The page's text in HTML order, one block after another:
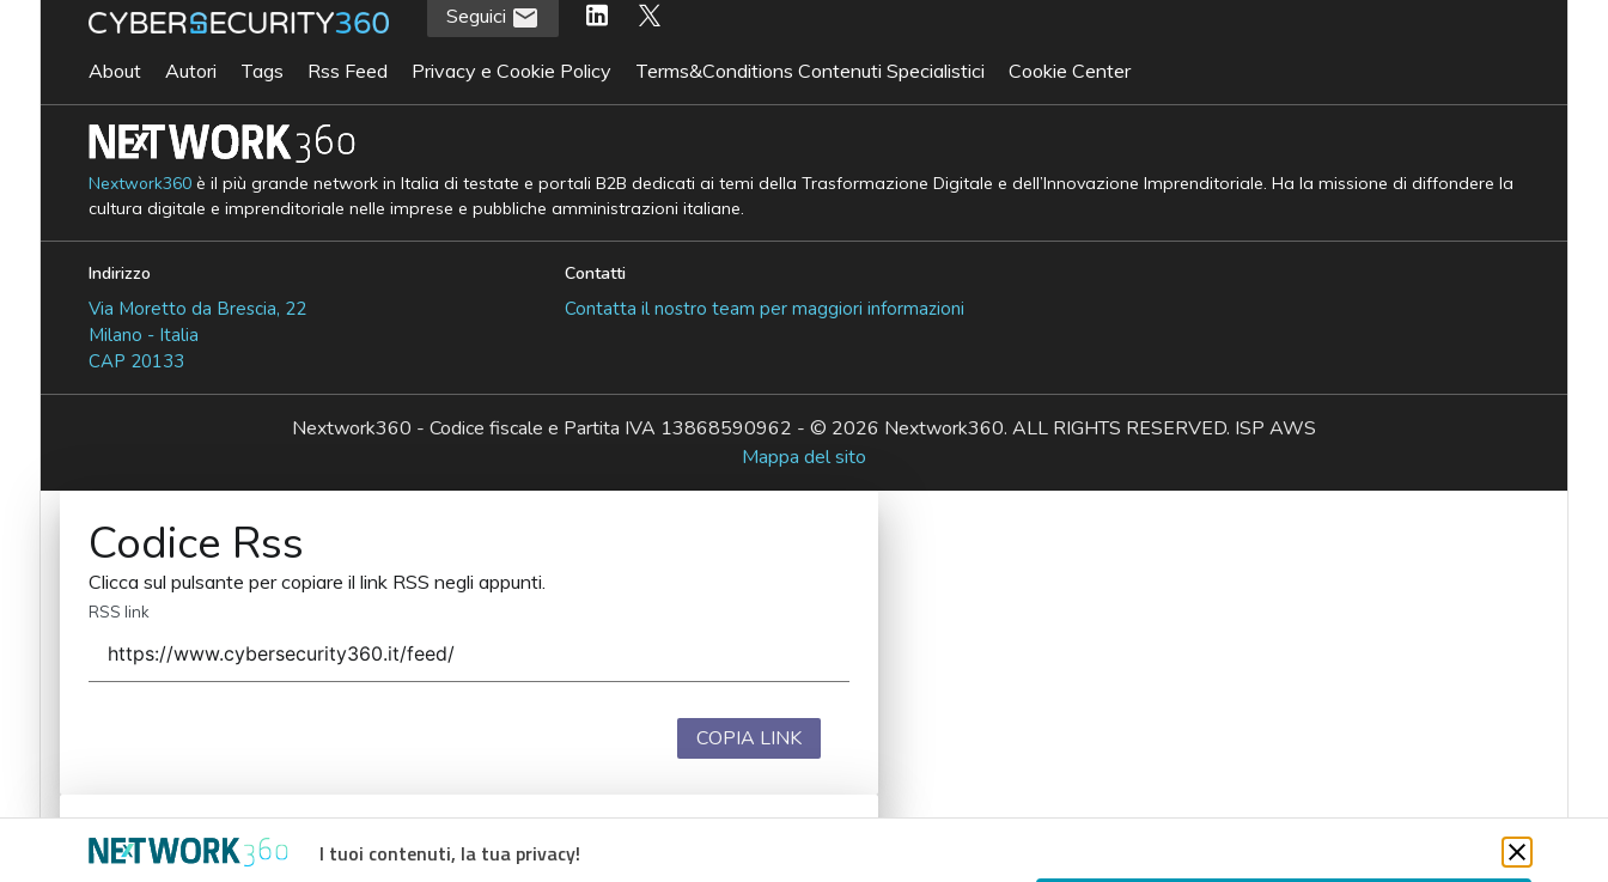
I tuoi contenuti, la tua privacy!
Seguici
About Autori Tags Rss Feed Privacy e Cookie Policy Terms&Conditions Contenuti Specialistici Cookie Center
Nextwork360è il più grande network in Italia di testate e portali B2B dedicati ai temi della Trasformazione Digitale e dell’Innovazione Imprenditoriale. Ha la missione di diffondere la
cultura digitale e imprenditoriale nelle imprese e pubbliche amministrazioni italiane.
Indirizzo
Via Moretto da Brescia, 22
Milano - Italia
CAP 20133
Contatti
Contatta il nostro team per maggiori informazioni
Nextwork360 - Codice fiscale e Partita IVA 13868590962 - © 2026 Nextwork360. ALL RIGHTS RESERVED. ISP AWS
Mappa del sito
Codice Rss
Clicca sul pulsante per copiare il link RSS negli appunti.
RSS link
COPIA LINK
Codice Rss